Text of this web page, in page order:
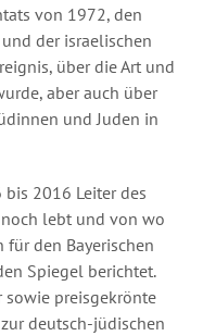
von 1972, den
der israelischen
über die Art und
aber auch über
und Juden in
bis 2016 Leiter des
noch lebt und von wo
den Bayerischen
Spiegel berichtet.
sowie preisgekrönte
deutsch-jüdischen